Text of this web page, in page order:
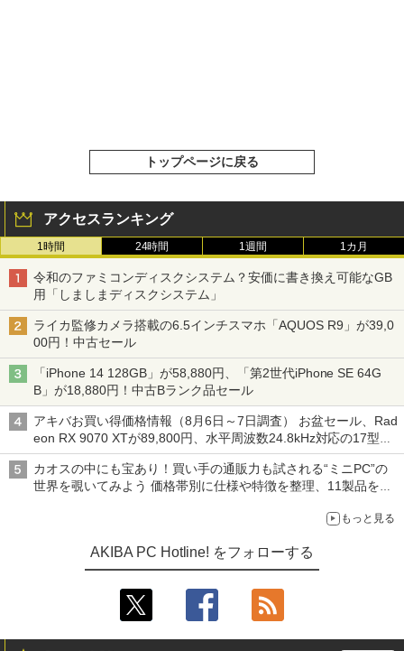
トップページに戻る
アクセスランキング
1時間 24時間 1週間 1カ月
令和のファミコンディスクシステム？安価に書き換え可能なGB
用「しましまディスクシステム」
ライカ監修カメラ搭載の6.5インチスマホ「AQUOS R9」が39,0
00円！中古セール
「iPhone 14 128GB」が58,880円、「第2世代iPhone SE 64G
B」が18,880円！中古Bランク品セール
アキバお買い得価格情報（8月6日～7日調査） お盆セール、Rad
eon RX 9070 XTが89,800円、水平周波数24.8kHz対応の17型モ
ニターが9,801円、暑さ指数連動セール ほか
カオスの中にも宝あり！買い手の通販力も試される“ミニPC”の
世界を覗いてみよう 価格帯別に仕様や特徴を整理、11製品をピ
もっと見る
AKIBA PC Hotline! をフォローする